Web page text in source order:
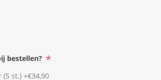
bestellen? *
st.) +€34,90